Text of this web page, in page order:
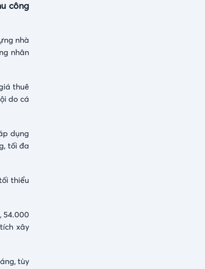
công
nhà
nhân
thuê
do cá
dụng
tối đa
thiểu
54.000
xây
tùy